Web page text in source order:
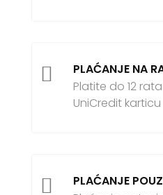

PLAĆANJE NA
Platite do 12
UniCredit karticu

PLAĆANJE